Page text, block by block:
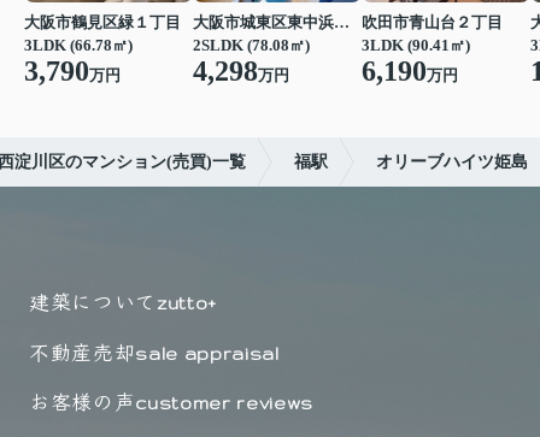
大阪市鶴見区緑１丁目
3LDK (66.78㎡)
3,790万円
大阪市城東区東中浜６丁目
2SLDK (78.08㎡)
4,298万円
吹田市青山台２丁目
3LDK (90.41㎡)
6,190万円
淀川区のマンション(売買)一覧 福駅 オリーブハイツ姫島
建築について zutto+
不動産売却sale appraisal
お客様の声customer reviews